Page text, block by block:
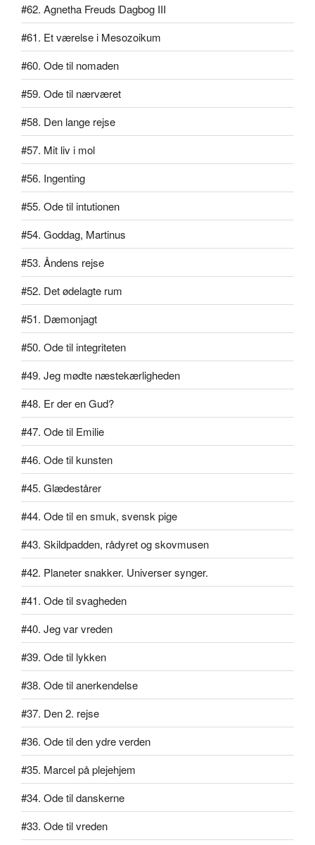
#62. Agnetha Freuds Dagbog III
#61. Et værelse i Mesozoikum
#60. Ode til nomaden
#59. Ode til nærværet
#58. Den lange rejse
#57. Mit liv i mol
#56. Ingenting
#55. Ode til intutionen
#54. Goddag, Martinus
#53. Åndens rejse
#52. Det ødelagte rum
#51. Dæmonjagt
#50. Ode til integriteten
#49. Jeg mødte næstekærligheden
#48. Er der en Gud?
#47. Ode til Emilie
#46. Ode til kunsten
#45. Glædestårer
#44. Ode til en smuk, svensk pige
#43. Skildpadden, rådyret og skovmusen
#42. Planeter snakker. Universer synger.
#41. Ode til svagheden
#40. Jeg var vreden
#39. Ode til lykken
#38. Ode til anerkendelse
#37. Den 2. rejse
#36. Ode til den ydre verden
#35. Marcel på plejehjem
#34. Ode til danskerne
#33. Ode til vreden